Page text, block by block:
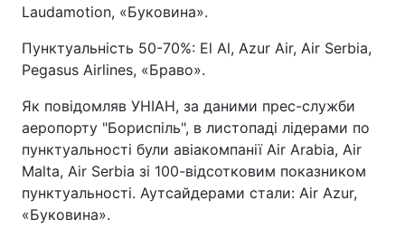
Laudamotion, «Буковина».
Пунктуальність 50-70%: El Al, Azur Air, Air Serbia,
Pegasus Airlines, «Браво».
Як повідомляв УНІАН, за даними прес-служби
аеропорту "Бориспіль", в листопаді лідерами по
пунктуальності були авіакомпанії Air Arabia, Air
Malta, Air Serbia зі 100-відсотковим показником
пунктуальності. Аутсайдерами стали: Air Azur,
«Буковина».